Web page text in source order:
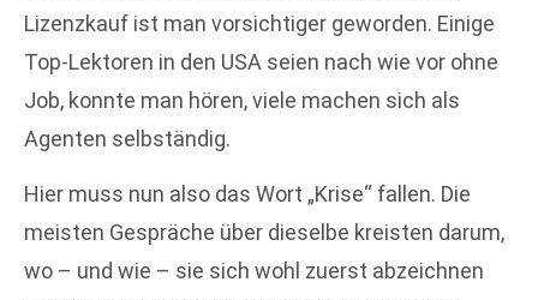
Lizenzkauf ist man vorsichtiger geworden. Einige
Top-Lektoren in den USA seien nach wie vor ohne
Job, konnte man hören, viele machen sich als
Agenten selbständig.
Hier muss nun also das Wort „Krise“ fallen. Die
meisten Gespräche über dieselbe kreisten darum,
wo – und wie – sie sich wohl zuerst abzeichnen